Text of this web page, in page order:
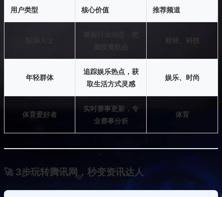
用户类型 核心价值 推荐频道
财经、科技
年轻群体
追踪娱乐热点，获
取生活方式灵感
娱乐、时尚
体育爱好者
实时赛事更新，专
业赛事分析
体育
🚀 3步玩转腾讯网，秒变资讯达人